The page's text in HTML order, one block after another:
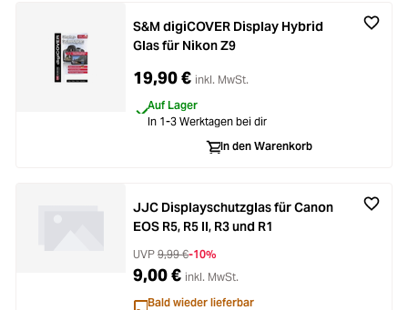
S&M digiCOVER Display Hybrid
Glas für Nikon Z9
19,90 € inkl. MwSt.
Auf Lager
In 1-3 Werktagen bei dir
In den Warenkorb
JJC Displayschutzglas für Canon
EOS R5, R5 II, R3 und R1
UVP 9,99 €-10%
9,00 € inkl. MwSt.
Bald wieder lieferbar